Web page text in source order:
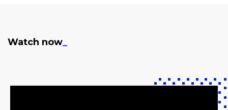
Watch now